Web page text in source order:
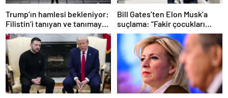
Trump’ın hamlesi bekleniyor:
Filistin’i tanıyan ve tanımayan
ülkeler hangileri?
Bill Gates’ten Elon Musk’a
suçlama: “Fakir çocukları
öldürdü”